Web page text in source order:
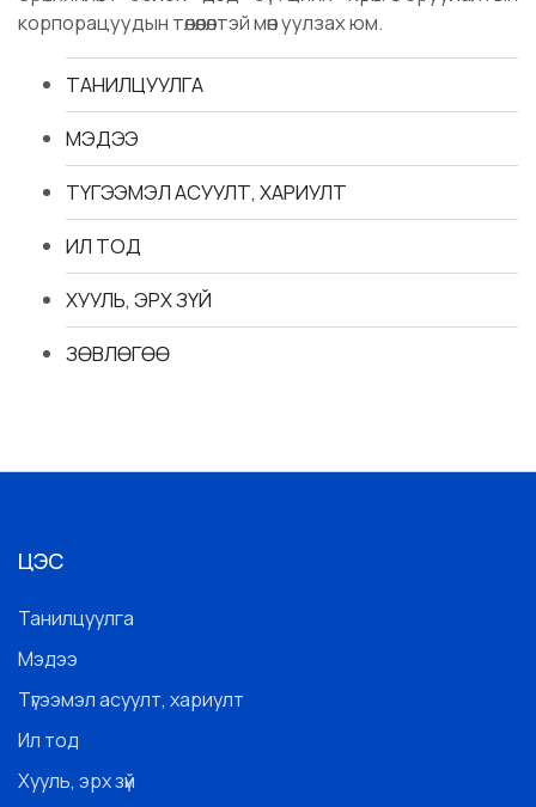
корпорацуудын төлөөлөлтэй мөн уулзах юм.
ТАНИЛЦУУЛГА
МЭДЭЭ
ТҮГЭЭМЭЛ АСУУЛТ, ХАРИУЛТ
ИЛ ТОД
ХУУЛЬ, ЭРХ ЗҮЙ
ЗӨВЛӨГӨӨ
ЦЭС
Танилцуулга
Мэдээ
Түгээмэл асуулт, хариулт
Ил тод
Хууль, эрх зүй